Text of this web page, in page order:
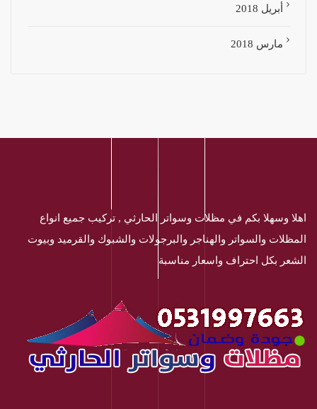
أبريل 2018
مارس 2018
اهلا وسهلا بكم في مظلات وسواتر الحارثي , تركيب جميع انواع
المظلات والسواتر والهناجر والبرجولات والشبوك والقرميد وبيوت
الشعر بكل احتراف واسعار مناسبة